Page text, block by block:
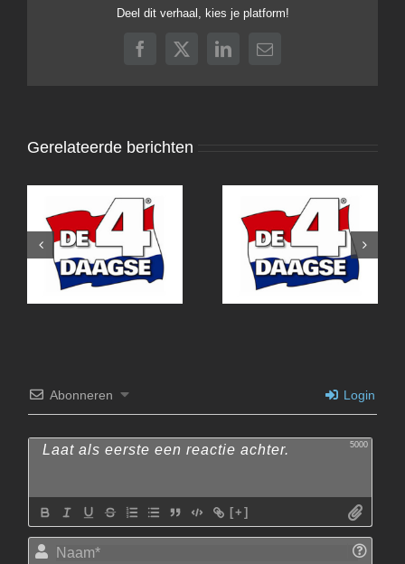
Deel dit verhaal, kies je platform!
Facebook
X LinkedIn
E-
Gerelateerde berichten
4Daagse Nijmegen
2026
Abonneren Login
5000
[+]